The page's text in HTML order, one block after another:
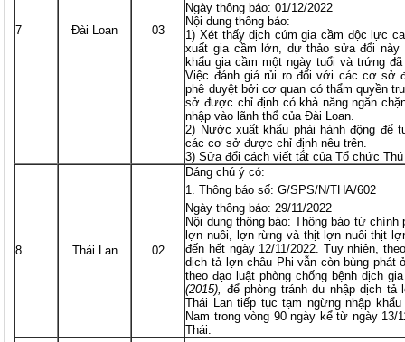
7 Đài Loan 03
Ngày thông báo: 01/12/2022
Nội dung thông báo:
1) Xét thấy dịch cúm gia cầm độc lực
xuất gia cầm lớn, dự thảo sửa đổi
khẩu gia cầm một ngày tuổi và trứng
Việc đánh giá rủi ro đối với các cơ sở
phê duyệt bởi cơ quan có thẩm quyền
sở được chỉ định có khả năng ngăn
nhập vào lãnh thổ của Đài Loan.
2) Nước xuất khẩu phải hành động để
các cơ sở được chỉ định nêu trên.
3) Sửa đổi cách viết tắt của Tổ chức
8 Thái Lan 02
Đáng chú ý có:
Thông báo số: G/SPS/N/THA/602
Ngày thông báo: 29/11/2022
Nội dung thông báo: Thông báo từ
lợn nuôi, lợn rừng và thịt lợn nuôi thịt
đến hết ngày 12/11/2022. Tuy nhiên,
dịch tả lợn châu Phi vẫn còn bùng
theo đạo luật phòng chống bệnh dịch
(2015), để phòng tránh du nhập dịch
Thái Lan tiếp tục tạm ngừng nhập
Nam trong vòng 90 ngày kể từ ngày 13/
Thái.